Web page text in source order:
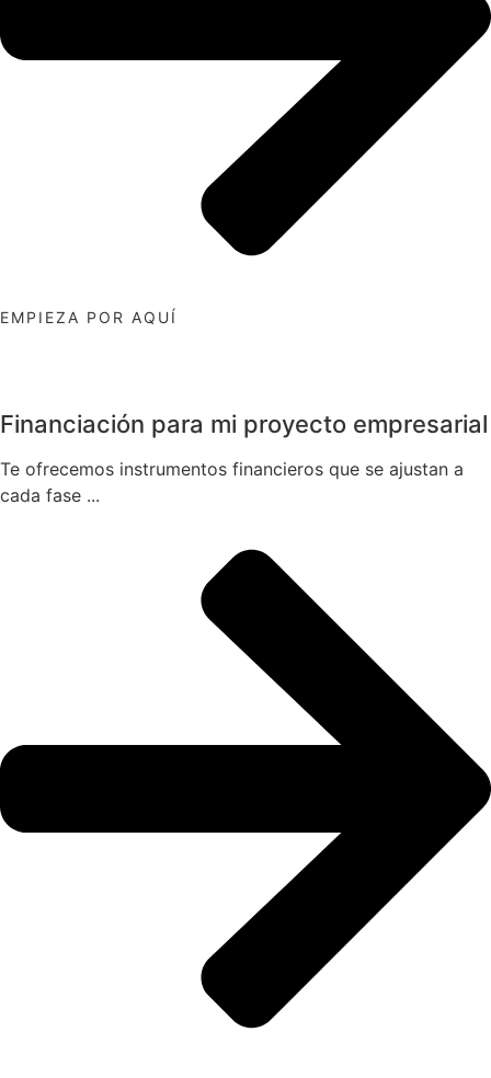
EMPIEZA POR AQUÍ
Financiación para mi proyecto empresarial
Te ofrecemos instrumentos financieros que se ajustan a
cada fase ...